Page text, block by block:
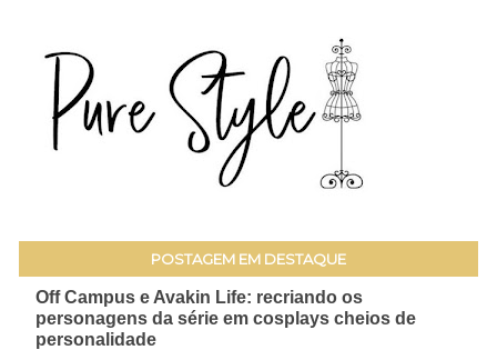
POSTAGEM EM DESTAQUE
Off Campus e Avakin Life: recriando os
personagens da série em cosplays cheios de
personalidade